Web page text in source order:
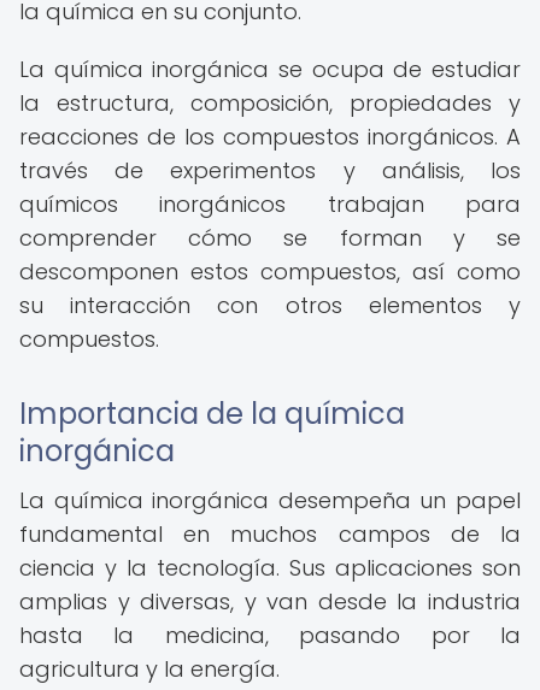
la química en su conjunto.
La química inorgánica se ocupa de estudiar
la estructura, composición, propiedades y
reacciones de los compuestos inorgánicos. A
través de experimentos y análisis, los
químicos inorgánicos trabajan para
comprender cómo se forman y se
descomponen estos compuestos, así como
su interacción con otros elementos y
compuestos.
Importancia de la química
inorgánica
La química inorgánica desempeña un papel
fundamental en muchos campos de la
ciencia y la tecnología. Sus aplicaciones son
amplias y diversas, y van desde la industria
hasta la medicina, pasando por la
agricultura y la energía.